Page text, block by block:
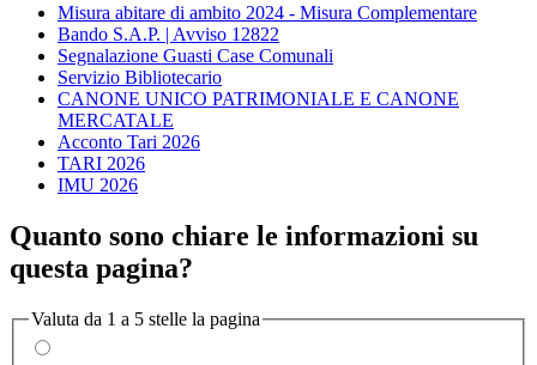
Misura abitare di ambito 2024 - Misura Complementare
Bando S.A.P. | Avviso 12822
Segnalazione Guasti Case Comunali
Servizio Bibliotecario
CANONE UNICO PATRIMONIALE E CANONE
MERCATALE
Acconto Tari 2026
TARI 2026
IMU 2026
Quanto sono chiare le informazioni su
questa pagina?
Valuta da 1 a 5 stelle la pagina